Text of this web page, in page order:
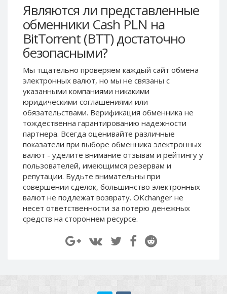
Являются ли представленные
обменники Cash PLN на
BitTorrent (BTT) достаточно
безопасными?
Мы тщательно проверяем каждый сайт обмена
электронных валют, но мы не связаны c
указанными компаниями никакими
юридическими соглашениями или
обязательствами. Верификация обменника не
тождественна гарантированию надежности
партнера. Всегда оценивайте различные
показатели при выборе обменника электронных
валют - уделите внимание отзывам и рейтингу у
пользователей, имеющимся резервам и
репутации. Будьте внимательны при
совершении сделок, большинство электронных
валют не подлежат возврату. OKchanger не
несет ответственности за потерю денежных
средств на стороннем ресурсе.
PaySera PLN
AliPay CNY
UnionPay CNY
Paymer USD
Paymer RUB
Paymer UAH
Capitalist USD
Capitalist RUB
Capitalist EUR
Payoneer USD
Payoneer EUR
Revolut Binance USD
(BUSD)
Revolut EUR
Global24 UAH
PaySera PLN
AliPay CNY
UnionPay CNY
Paymer RUB
Paymer UAH
Capitalist USD
Capitalist RUB
Capitalist EUR
Payoneer USD
Payoneer EUR
Revolut Binance USD
(BUSD)
Revolut USD
Revolut EUR
Revolut GBP